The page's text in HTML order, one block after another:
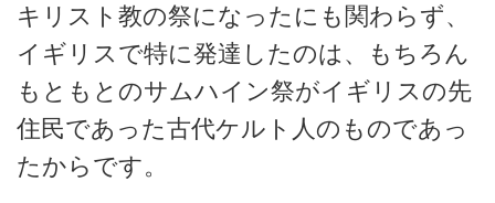
キリスト教の祭になったにも関わらず、
イギリスで特に発達したのは、もちろん
もともとのサムハイン祭がイギリスの先
住民であった古代ケルト人のものであっ
たからです。